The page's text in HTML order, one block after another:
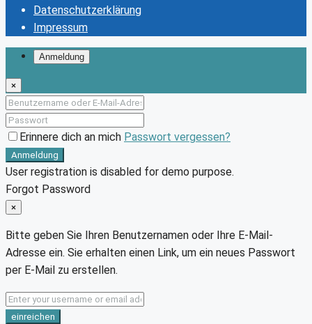
Datenschutzerklärung
Impressum
Anmeldung
×
Erinnere dich an mich Passwort vergessen?
Anmeldung
User registration is disabled for demo purpose.
Forgot Password
×
Bitte geben Sie Ihren Benutzernamen oder Ihre E-Mail-
Adresse ein. Sie erhalten einen Link, um ein neues Passwort
per E-Mail zu erstellen.
einreichen